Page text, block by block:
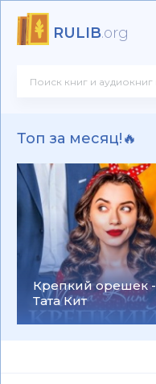
RULIB.org
Топ за месяц!🔥
Крепкий орешек -
Тата Кит